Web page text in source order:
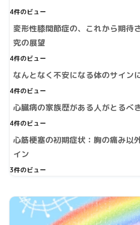
4件のビュー
変形性膝関節症の、これから期待
究の展望
4件のビュー
なんとなく不安になる体のサイン
4件のビュー
心臓病の家族歴がある人がとるべ
4件のビュー
心筋梗塞の初期症状：胸の痛み以
イン
3件のビュー